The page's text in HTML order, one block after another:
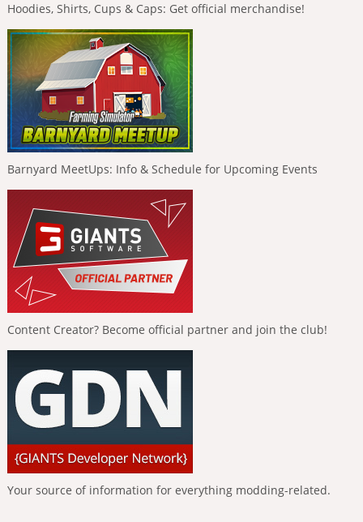
Hoodies, Shirts, Cups & Caps: Get official merchandise!
Barnyard MeetUps: Info & Schedule for Upcoming Events
Content Creator? Become official partner and join the club!
Your source of information for everything modding-related.